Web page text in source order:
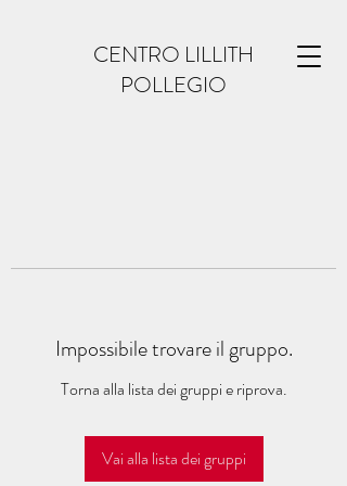
CENTRO LILLITH
POLLEGIO
Impossibile trovare il gruppo.
Torna alla lista dei gruppi e riprova.
Vai alla lista dei gruppi